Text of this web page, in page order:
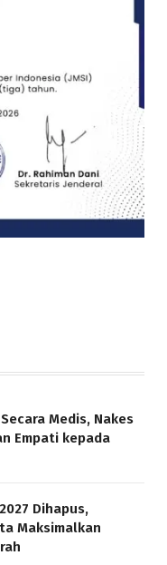
Medis, Nakes
Empati kepada
Dihapus,
Maksimalkan